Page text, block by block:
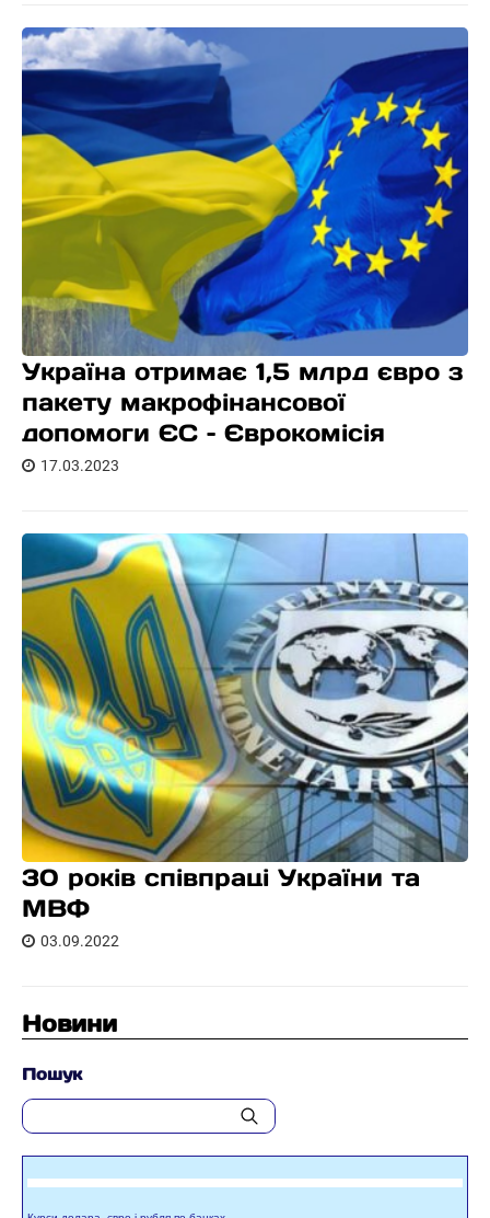
Україна отримає 1,5 млрд євро з
пакету макрофінансової
допомоги ЄС – Єврокомісія
17.03.2023
30 років співпраці України та
МВФ
03.09.2022
Новини
Пошук